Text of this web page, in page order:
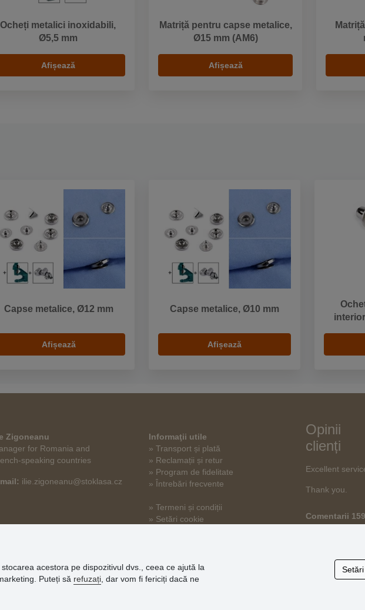
Ocheți metalici inoxidabili,
Ø5,5 mm
Afișează
Matriță pentru capse metalice,
Ø15 mm (AM6)
Afișează
Capse metalice, Ø12 mm
Afișează
Capse metalice, Ø10 mm
Afișează
Zigoneanu
for Romania and
speaking countries
ilie.zigoneanu@stoklasa.cz
Informaţii utile
» Transport și plată
» Reclamații și retur
» Program de fidelitate
» Întrebări frecvente
» Termeni și condiții
» Setări cookie
Opinii
clienți
Excellent
Thank you.
Comentarii 159
acestora pe dispozitivul dvs., ceea ce ajută la
Puteți să refuzați , dar vom fi fericiți dacă ne